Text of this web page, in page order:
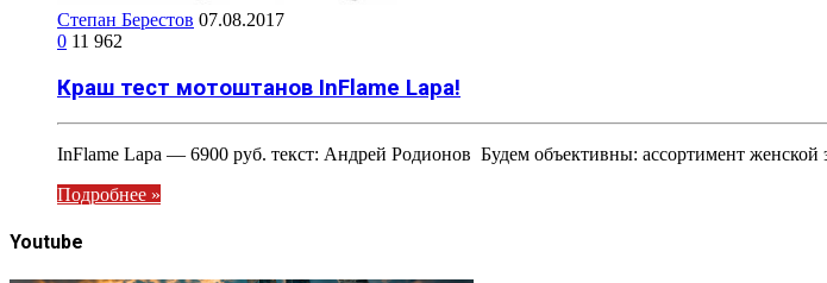
Степан Берестов 07.08.2017
0 11 962
Краш тест мотоштанов InFlame Lapa!
InFlame Lapa — 6900 руб. текст: Андрей Родионов Будем объективны: ассортимент
Подробнее »
Youtube